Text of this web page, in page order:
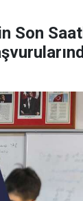
Son